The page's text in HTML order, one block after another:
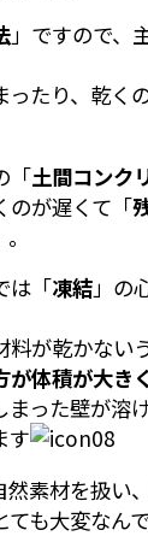
」ですので、
ったり、乾く
「土間コンク
のが遅くて「
は「凍結」の
が乾かない
が体積が大き
まった壁が溶
す
然素材を扱い
ても大変なん